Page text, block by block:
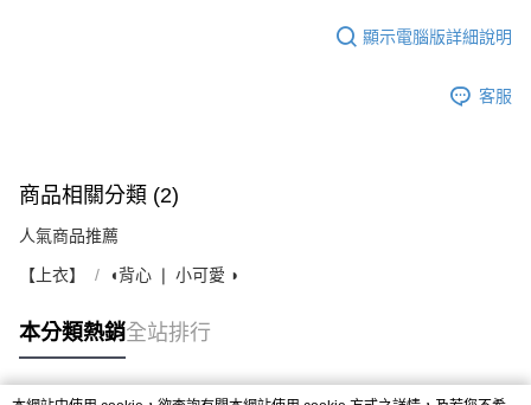
顯示電腦版詳細說明
客服
商品相關分類 (2)
人氣商品推薦
【上衣】 ◖背心 ❘ 小可愛 ◗
本分類熱銷全站排行